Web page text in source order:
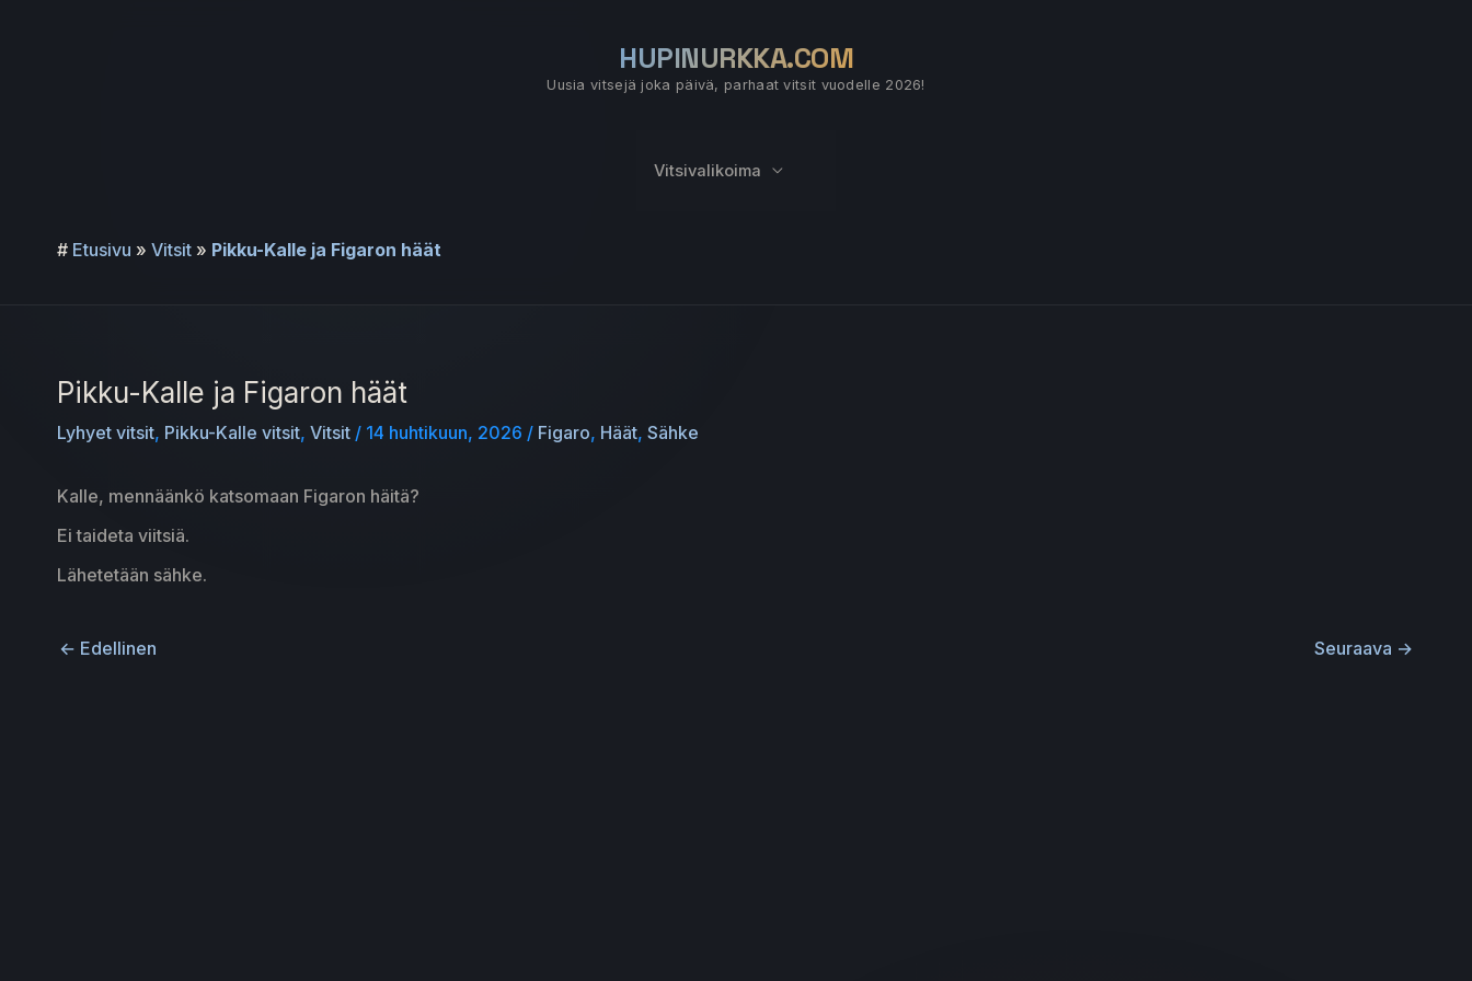
HUPINURKKA.COM
Uusia vitsejä joka päivä, parhaat vitsit vuodelle 2026!
Vitsivalikoima
# Etusivu » Vitsit » Pikku-Kalle ja Figaron häät
Pikku-Kalle ja Figaron häät
Lyhyet vitsit, Pikku-Kalle vitsit, Vitsit / 14 huhtikuun, 2026 / Figaro, Häät, Sähke
Kalle, mennäänkö katsomaan Figaron häitä?
Ei taideta viitsiä.
Lähetetään sähke.
← Edellinen Seuraava →